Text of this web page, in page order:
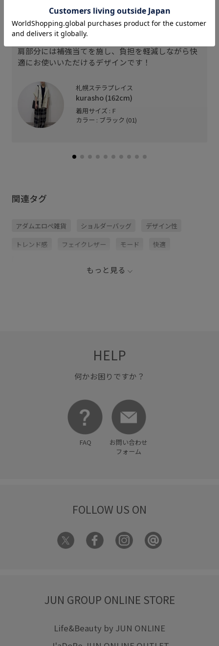
携帯やミニウォレットなど、必要最低限の荷物がし
っかり収まるサイズ感。
ロングショルダー仕様で、肩掛け・斜め掛けのどち
らにも対応しております！
肩部分には補強当てを施し、負担を軽減しながら快
適にお使いいただけるデザインです！
札幌ステラプレイス
kurasho (162cm)
着用サイズ : F
カラー : ブラック (01)
関連タグ
アダムエロぺ雑貨 ショルダーバッグ デザイン性
トレンド感 フェイクレザー モード 快適
もっと見る
HELP
何かお困りですか？
FAQ
お問い合わせ
フォーム
FOLLOW US ON
JUN GROUP ONLINE STORE
Life&Beauty by JUN ONLINE